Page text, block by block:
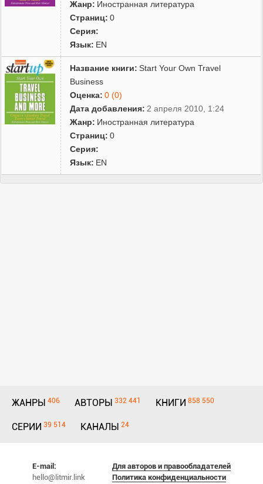
Жанр: Иностранная литература
Страниц: 0
Серия:
Язык: EN
Название книги: Start Your Own Travel
Business
Оценка: 0 (0)
Дата добавления: 2 апреля 2010, 1:24
Жанр: Иностранная литература
Страниц: 0
Серия:
Язык: EN
ЖАНРЫ 406 АВТОРЫ 332 441 КНИГИ 858 550
СЕРИИ 39 514 КАНАЛЫ 24
E-mail:
hello@litmir.link
Для авторов и правообладателей
Политика конфиденциальности